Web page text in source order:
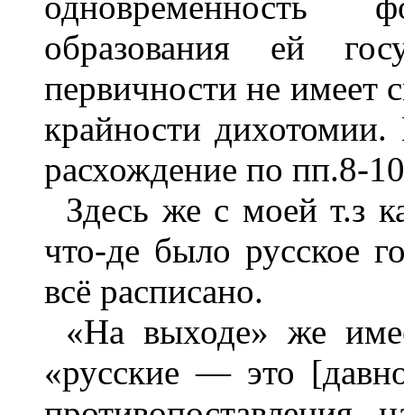
образования ей
первичности не имеет
крайности
расхождение по пп.8-
Здесь же с моей т.з
что-де было русское
всё расписано.
«На выходе» же
«русские — это